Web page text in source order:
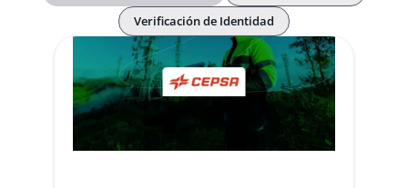
Verificación de Identidad